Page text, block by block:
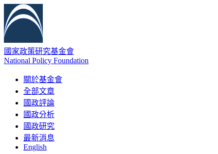
國家政策研究基金會
National Policy Foundation
關於基金會
全部文章
國政評論
國政分析
國政研究
最新消息
English